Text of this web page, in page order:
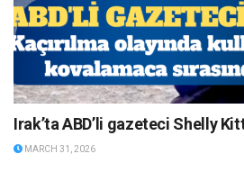
Irak’ta ABD’li gazeteci Shelly
MARCH 31, 2026